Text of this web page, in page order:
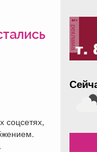
соцсетях,
реклама